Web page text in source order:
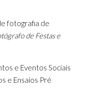
fotografia de
de Festas e
e Eventos Sociais
e Ensaios Pré